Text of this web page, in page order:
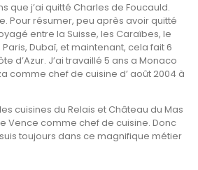
que j’ai quitté Charles de Foucauld.
Pour résumer, peu après avoir quitté
entre la Suisse, les Caraïbes, le
Dubaï, et maintenant, cela fait 6
d’Azur. J’ai travaillé 5 ans a Monaco
comme chef de cuisine d’ août 2004 à
cuisines du Relais et Château du Mas
Vence comme chef de cuisine. Donc
toujours dans ce magnifique métier